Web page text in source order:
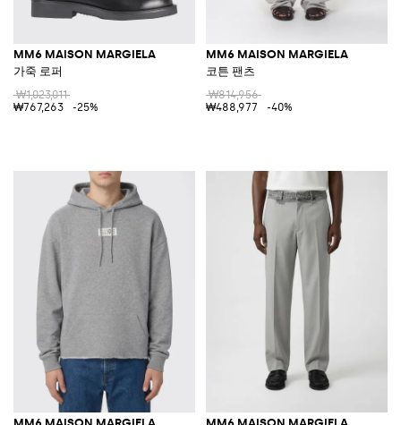
MM6 MAISON MARGIELA
가죽 로퍼
₩1,023,011
₩767,263
-25%
MM6 MAISON MARGIELA
코튼 팬츠
₩814,956
₩488,977
-40%